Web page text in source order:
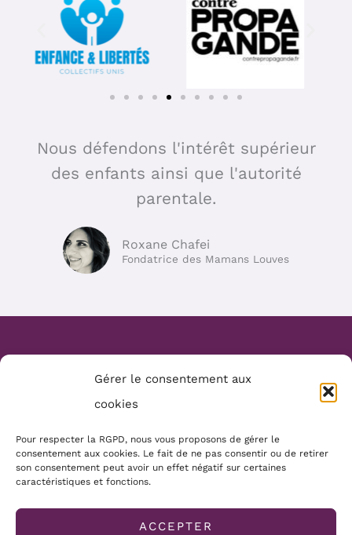
Gérer le consentement aux
cookies
Pour respecter la RGPD, nous vous proposons de gérer le
consentement aux cookies. Le fait de ne pas consentir ou de retirer
son consentement peut avoir un effet négatif sur certaines
caractéristiques et fonctions.
ACCEPTER
Nous défendons l'intérêt supérieur
des enfants ainsi que l'autorité
parentale.
Roxane Chafei
Fondatrice des Mamans Louves
Website Création :Mélanie Parmentier
Copyright © 2026 Mamans Louves
Mentions :
Conditions générales
Mentions légales